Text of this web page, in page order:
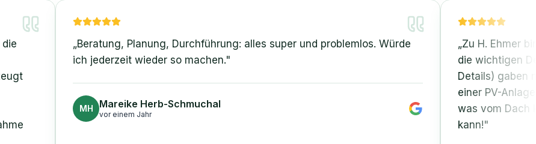
Beratung, Planung, Durchführung: alles super und problemlos. Würde
ich jederzeit wieder so machen."
Mareike Herb-Schmuchal
vor einem Jahr
Zu H. Ehmer bin
die wichtigen
Details) gaben mir
einer PV-Anlage
was vom Dach
"